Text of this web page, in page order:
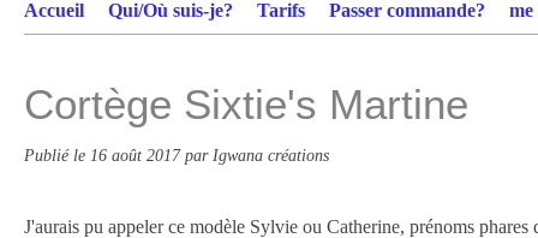
Accueil Qui/Où suis-je? Tarifs Passer commande?
Cortège Sixtie's Martine
Publié le 16 août 2017par Igwana créations
J'aurais pu appeler ce modèle Sylvie ou Catherine, prénoms phares